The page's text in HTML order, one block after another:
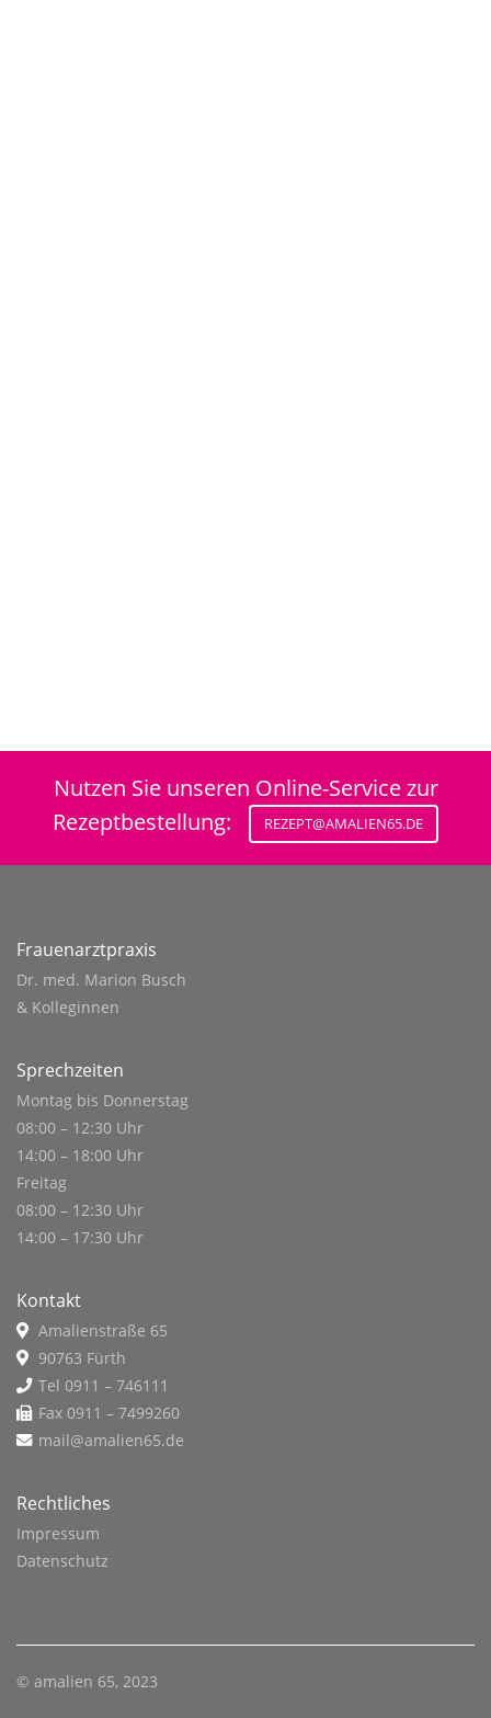
Nutzen Sie unseren Online-Service zur
Rezeptbestellung:
REZEPT@AMALIEN65.DE
Frauenarztpraxis
Dr. med. Marion Busch
& Kolleginnen
Sprechzeiten
Montag bis Donnerstag
08:00 – 12:30 Uhr
14:00 – 18:00 Uhr
Freitag
08:00 – 12:30 Uhr
14:00 – 17:30 Uhr
Kontakt
Amalienstraße 65
90763 Fürth
Tel 0911 – 746111
Fax 0911 – 7499260
mail@amalien65.de
Rechtliches
Impressum
Datenschutz
© amalien 65, 2023